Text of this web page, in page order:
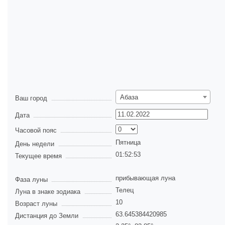
Ваш город Абаза
Дата
Часовой пояс
День недели
Пятница
Текущее время
01:52:53
Фаза луны
прибывающая луна
Луна в знаке зодиака
Телец
Возраст луны
10
Дистанция до Земли
63.645384420985